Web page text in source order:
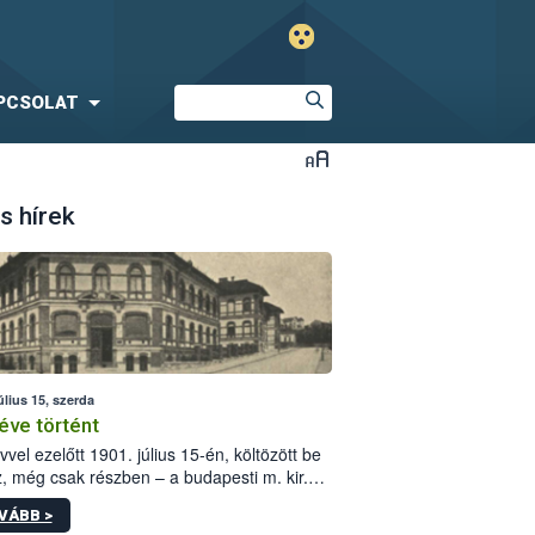
hírek
15, szerda
történt
ezelőtt 1901. július 15-én, költözött be
még csak részben – a budapesti m. kir.
állomás a Kis Rókus utca
alatti, Czigler Győző által tervezett új
>